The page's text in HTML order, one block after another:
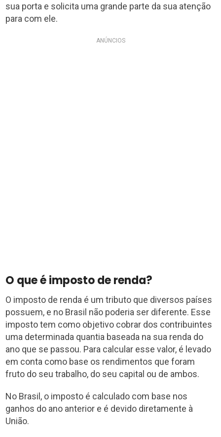
sua porta e solicita uma grande parte da sua atenção
para com ele.
ANÚNCIOS
O que é imposto de renda?
O imposto de renda é um tributo que diversos países
possuem, e no Brasil não poderia ser diferente. Esse
imposto tem como objetivo cobrar dos contribuintes
uma determinada quantia baseada na sua renda do
ano que se passou. Para calcular esse valor, é levado
em conta como base os rendimentos que foram
fruto do seu trabalho, do seu capital ou de ambos.
No Brasil, o imposto é calculado com base nos
ganhos do ano anterior e é devido diretamente à
União.